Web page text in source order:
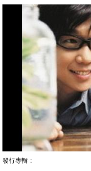
發行專輯：